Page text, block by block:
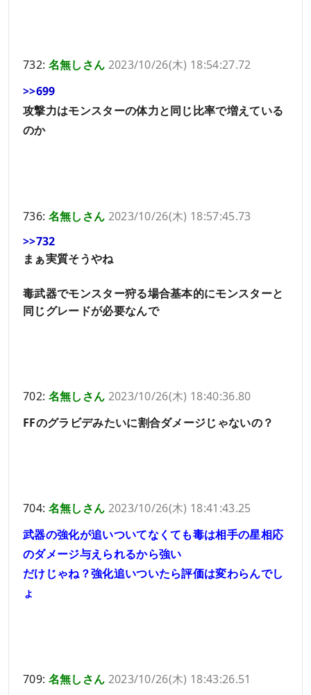
732: 名無しさん 2023/10/26(木) 18:54:27.72
>>699
攻撃力はモンスターの体力と同じ比率で増えている
のか
736: 名無しさん 2023/10/26(木) 18:57:45.73
>>732
まぁ実質そうやね
毒武器でモンスター狩る場合基本的にモンスターと
同じグレードが必要なんで
702: 名無しさん 2023/10/26(木) 18:40:36.80
FFのグラビデみたいに割合ダメージじゃないの？
704: 名無しさん 2023/10/26(木) 18:41:43.25
武器の強化が追いついてなくても毒は相手の星相応
のダメージ与えられるから強い
だけじゃね？強化追いついたら評価は変わらんでし
ょ
709: 名無しさん 2023/10/26(木) 18:43:26.51